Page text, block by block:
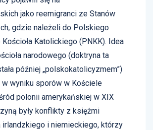
jako reemigranci ze Stanów
gdzie należeli do Polskiego
Katolickiego (PNKK). Idea
narodowego (doktryna ta
później „polskokatolicyzmem”)
w wyniku sporów w Kościele
polonii amerykańskiej w XIX
były konflikty z księżmi
irlandzkiego i niemieckiego, którzy